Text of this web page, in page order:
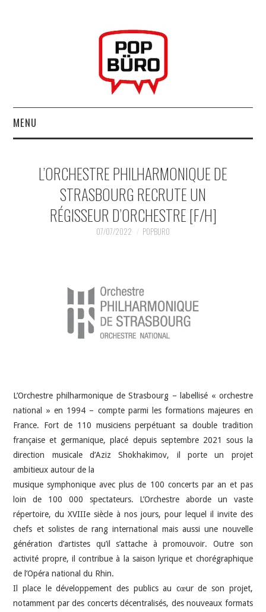
MENU
MUSIQUESACTUELLES.NET
GABBA GABBA HEY !
L’ORCHESTRE PHILHARMONIQUE DE
STRASBOURG RECRUTE UN
RÉGISSEUR D’ORCHESTRE [F/H]
07/07/2022 POPBURO
L’Orchestre philharmonique de Strasbourg – labellisé « orchestre
national » en 1994 – compte parmi les formations majeures en
France. Fort de 110 musiciens perpétuant sa double tradition
française et germanique, placé depuis septembre 2021 sous la
direction musicale d’Aziz Shokhakimov, il porte un projet
ambitieux autour de la
musique symphonique avec plus de 100 concerts par an et pas
loin de 100 000 spectateurs. L’Orchestre aborde un vaste
répertoire, du XVIIIe siècle à nos jours, pour lequel il invite des
chefs et solistes de rang international mais aussi une nouvelle
génération d’artistes qu’il s’attache à promouvoir. Outre son
activité propre, il contribue à la saison lyrique et chorégraphique
de l’Opéra national du Rhin.
Il place le développement des publics au cœur de son projet,
notamment par des concerts décentralisés, des nouveaux formats